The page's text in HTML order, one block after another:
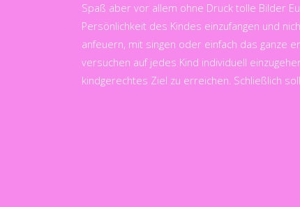
Spaß aber vor allem ohne Druck tolle Bilder
Persönlichkeit des Kindes einzufangen und
anfeuern, mit singen oder einfach das ganze
versuchen auf jedes Kind individuell
kindgerechtes Ziel zu erreichen. Schließlich